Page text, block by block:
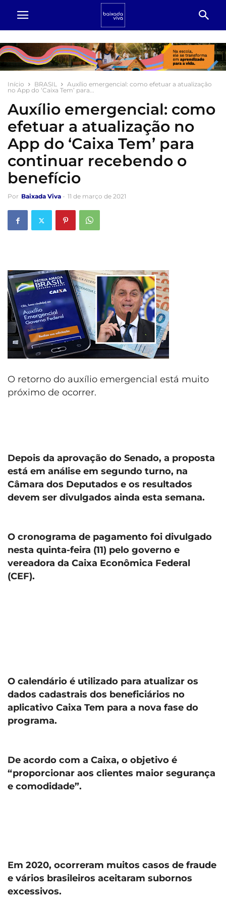
Início BRASIL
Auxílio emergencial: como efetuar a atualização
no App do ‘Caixa Tem’ para...
Auxílio emergencial: como
efetuar a atualização no
App do ‘Caixa Tem’ para
continuar recebendo o
benefício
Por Baixada Viva - 11 de março de 2021
O retorno do auxílio emergencial está muito
próximo de ocorrer.
Depois da aprovação do Senado, a proposta
está em análise em segundo turno, na
Câmara dos Deputados e os resultados
devem ser divulgados ainda esta semana.
O cronograma de pagamento foi divulgado
nesta quinta-feira (11) pelo governo e
vereadora da Caixa Econômica Federal
(CEF).
O calendário é utilizado para atualizar os
dados cadastrais dos beneficiários no
aplicativo Caixa Tem para a nova fase do
programa.
De acordo com a Caixa, o objetivo é
“proporcionar aos clientes maior segurança
e comodidade”.
Em 2020, ocorreram muitos casos de fraude
e vários brasileiros aceitaram subornos
excessivos.